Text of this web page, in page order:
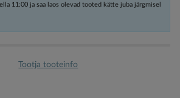
11:00 ja saa laos olevad tooted kätte juba järgmisel
Tootja tooteinfo